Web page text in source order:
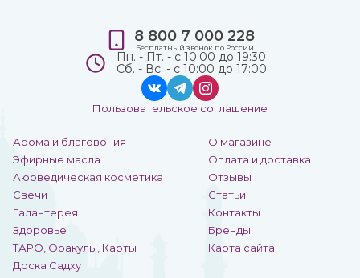
Арома и благовония
Эфирные масла
Аюрведическая косметика
Свечи
Галантерея
Здоровье
ТАРО, Оракулы, Карты
Доска Садху
О магазине
Оплата и доставка
Отзывы
Статьи
Контакты
Бренды
Карта сайта
8 800 7 000 228
Бесплатный звонок по России
Пн. - Пт. - с 10:00 до 19:30
Сб. - Вс. - с 10:00 до 17:00
Пользовательское соглашение